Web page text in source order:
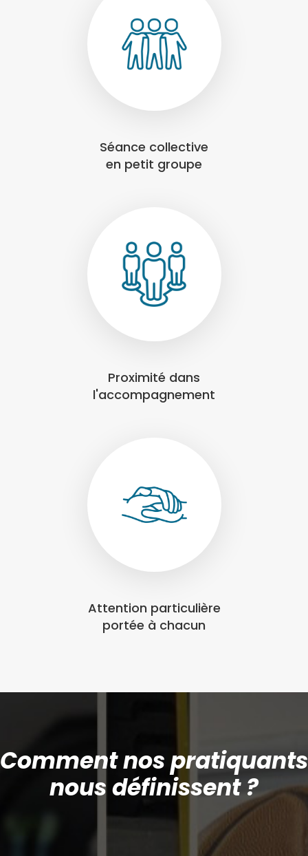
Séance collective
en petit groupe
Proximité dans
l'accompagnement
Attention particulière
portée à chacun
Comment nos pratiquants
nous définissent ?